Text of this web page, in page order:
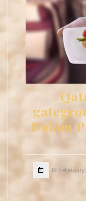
Dalam
13